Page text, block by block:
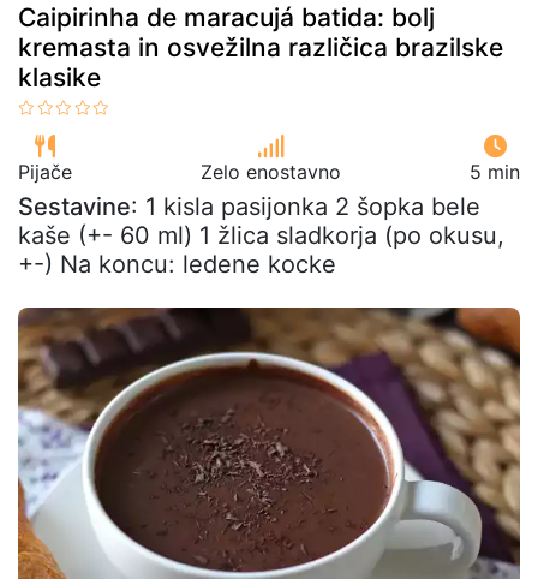
Caipirinha de maracujá batida: bolj
kremasta in osvežilna različica brazilske
klasike
Pijače Zelo enostavno 5 min
Sestavine: 1 kisla pasijonka 2 šopka bele
kaše (+- 60 ml) 1 žlica sladkorja (po okusu,
+-) Na koncu: ledene kocke